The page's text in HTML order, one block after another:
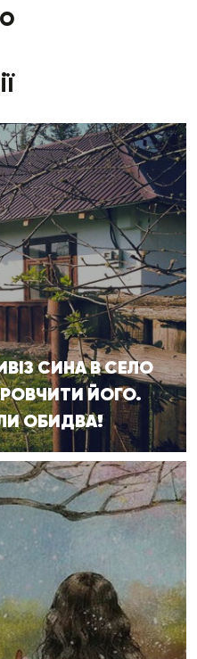
СИНА В СЕЛО
ЙОГО.
ОБИДВА!